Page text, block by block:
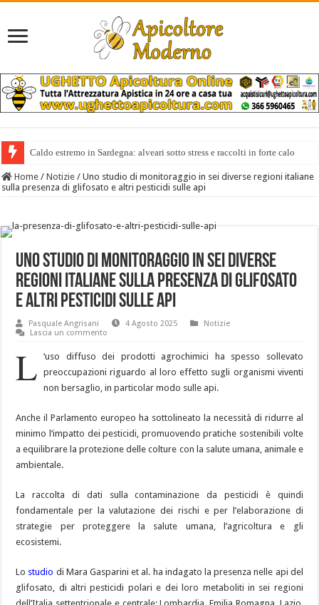
Caldo estremo in Sardegna: alveari sotto stress e raccolti in forte calo
Il miele italiano costa anche 10 volte di più di quello extra europeo
Home / Notizie / Uno studio di monitoraggio in sei diverse regioni italiane
sulla presenza di glifosato e altri pesticidi sulle api
Uno studio di monitoraggio in sei diverse
regioni italiane sulla presenza di glifosato
e altri pesticidi sulle api
Pasquale Angrisani 4 Agosto 2025
Notizie
Lascia un commento
L
‘uso diffuso dei prodotti agrochimici ha spesso sollevato
preoccupazioni riguardo al loro effetto sugli organismi viventi
non bersaglio, in particolar modo sulle api.
Anche il Parlamento europeo ha sottolineato la necessità di ridurre al
minimo l’impatto dei pesticidi, promuovendo pratiche sostenibili volte
a equilibrare la protezione delle colture con la salute umana, animale e
ambientale.
La raccolta di dati sulla contaminazione da pesticidi è quindi
fondamentale per la valutazione dei rischi e per l’elaborazione di
strategie per proteggere la salute umana, l’agricoltura e gli
ecosistemi.
Lo studio di Mara Gasparini et al. ha indagato la presenza nelle api del
glifosato, di altri pesticidi polari e dei loro metaboliti in sei regioni